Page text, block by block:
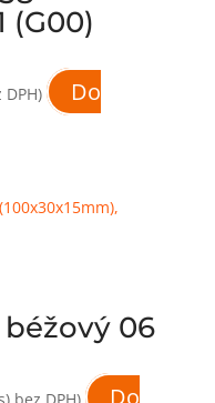
(G00)
Do
béžový 06
Do